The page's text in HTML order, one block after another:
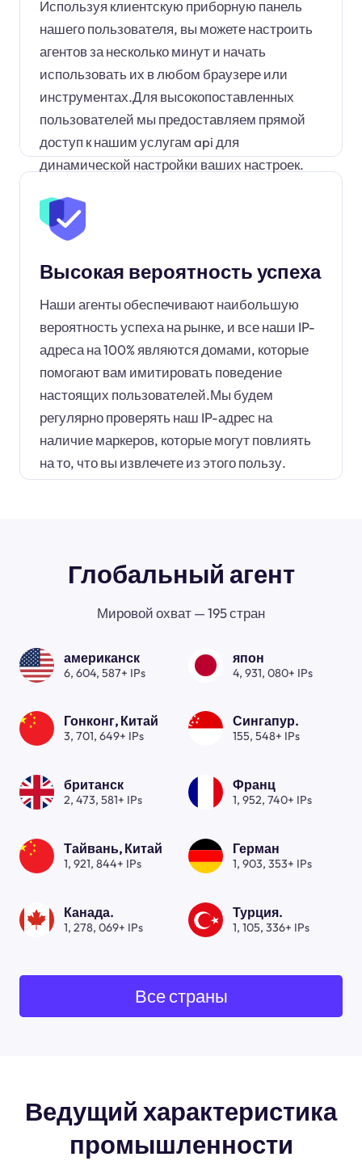
Используя клиентскую приборную панель
нашего пользователя, вы можете настроить
агентов за несколько минут и начать
использовать их в любом браузере или
инструментах.Для высокопоставленных
пользователей мы предоставляем прямой
доступ к нашим услугам api для
динамической настройки ваших настроек.
Высокая вероятность успеха
Наши агенты обеспечивают наибольшую
вероятность успеха на рынке, и все наши IP-
адреса на 100% являются домами, которые
помогают вам имитировать поведение
настоящих пользователей.Мы будем
регулярно проверять наш IP-адрес на
наличие маркеров, которые могут повлиять
на то, что вы извлечете из этого пользу.
Глобальный агент
Мировой охват — 195 стран
американск
6, 604, 587+ IPs
япон
4, 931, 080+ IPs
Гонконг, Китай
3, 701, 649+ IPs
Сингапур.
155, 548+ IPs
британск
2, 473, 581+ IPs
Франц
1, 952, 740+ IPs
Тайвань, Китай
1, 921, 844+ IPs
Герман
1, 903, 353+ IPs
Канада.
1, 278, 069+ IPs
Турция.
1, 105, 336+ IPs
Все страны
Ведущий характеристика
промышленности